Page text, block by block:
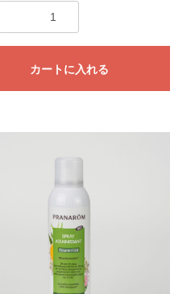
カートに入れる